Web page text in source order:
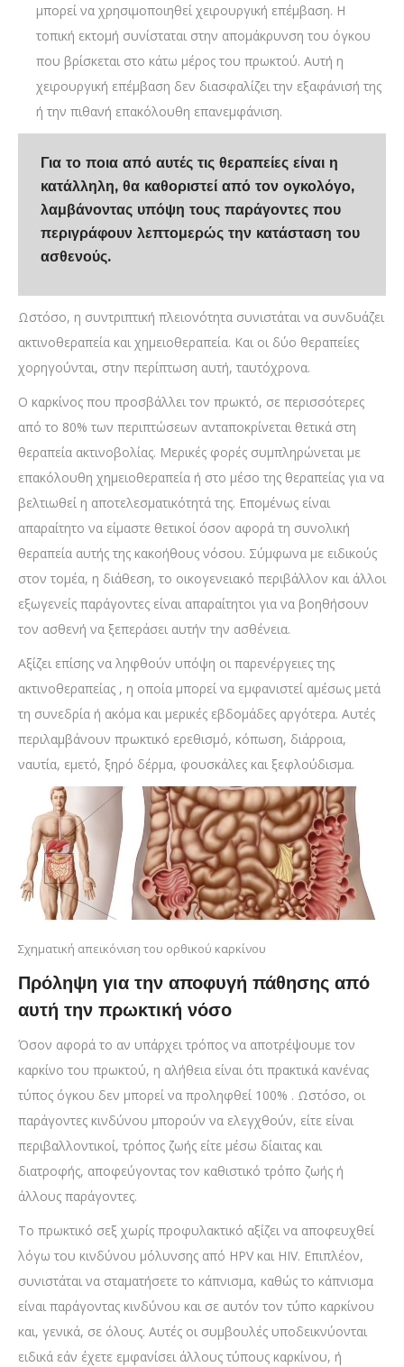
μπορεί να χρησιμοποιηθεί χειρουργική επέμβαση. Η
τοπική εκτομή συνίσταται στην απομάκρυνση του όγκου
που βρίσκεται στο κάτω μέρος του πρωκτού. Αυτή η
χειρουργική επέμβαση δεν διασφαλίζει την εξαφάνισή της
ή την πιθανή επακόλουθη επανεμφάνιση.
Για το ποια από αυτές τις θεραπείες είναι η
κατάλληλη, θα καθοριστεί από τον ογκολόγο,
λαμβάνοντας υπόψη τους παράγοντες που
περιγράφουν λεπτομερώς την κατάσταση του
ασθενούς.
Ωστόσο, η συντριπτική πλειονότητα συνιστάται να συνδυάζει
ακτινοθεραπεία και χημειοθεραπεία. Και οι δύο θεραπείες
χορηγούνται, στην περίπτωση αυτή, ταυτόχρονα.
Ο καρκίνος που προσβάλλει τον πρωκτό, σε περισσότερες
από το 80% των περιπτώσεων ανταποκρίνεται θετικά στη
θεραπεία ακτινοβολίας. Μερικές φορές συμπληρώνεται με
επακόλουθη χημειοθεραπεία ή στο μέσο της θεραπείας για να
βελτιωθεί η αποτελεσματικότητά της. Επομένως είναι
απαραίτητο να είμαστε θετικοί όσον αφορά τη συνολική
θεραπεία αυτής της κακοήθους νόσου. Σύμφωνα με ειδικούς
στον τομέα, η διάθεση, το οικογενειακό περιβάλλον και άλλοι
εξωγενείς παράγοντες είναι απαραίτητοι για να βοηθήσουν
τον ασθενή να ξεπεράσει αυτήν την ασθένεια.
Αξίζει επίσης να ληφθούν υπόψη οι παρενέργειες της
ακτινοθεραπείας , η οποία μπορεί να εμφανιστεί αμέσως μετά
τη συνεδρία ή ακόμα και μερικές εβδομάδες αργότερα. Αυτές
περιλαμβάνουν πρωκτικό ερεθισμό, κόπωση, διάρροια,
ναυτία, εμετό, ξηρό δέρμα, φουσκάλες και ξεφλούδισμα.
Σχηματική απεικόνιση του ορθικού καρκίνου
Πρόληψη για την αποφυγή πάθησης από
αυτή την πρωκτική νόσο
Όσον αφορά το αν υπάρχει τρόπος να αποτρέψουμε τον
καρκίνο του πρωκτού, η αλήθεια είναι ότι πρακτικά κανένας
τύπος όγκου δεν μπορεί να προληφθεί 100% . Ωστόσο, οι
παράγοντες κινδύνου μπορούν να ελεγχθούν, είτε είναι
περιβαλλοντικοί, τρόπος ζωής είτε μέσω δίαιτας και
διατροφής, αποφεύγοντας τον καθιστικό τρόπο ζωής ή
άλλους παράγοντες.
Το πρωκτικό σεξ χωρίς προφυλακτικό αξίζει να αποφευχθεί
λόγω του κινδύνου μόλυνσης από HPV και HIV. Επιπλέον,
συνιστάται να σταματήσετε το κάπνισμα, καθώς το κάπνισμα
είναι παράγοντας κινδύνου και σε αυτόν τον τύπο καρκίνου
και, γενικά, σε όλους. Αυτές οι συμβουλές υποδεικνύονται
ειδικά εάν έχετε εμφανίσει άλλους τύπους καρκίνου, ή